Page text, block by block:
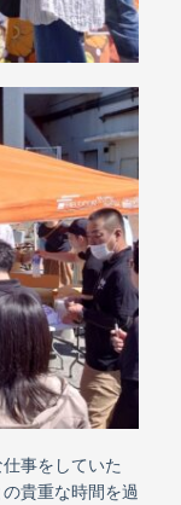
事をしていた
貴重な時間を過